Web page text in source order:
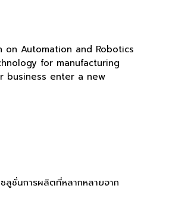
on Automation and Robotics
for manufacturing
business enter a new
ลูชั่นการผลิตที่หลากหลายจาก